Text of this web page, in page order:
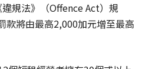
規法》（Offence Act）規
款將由最高2,000加元增至最高